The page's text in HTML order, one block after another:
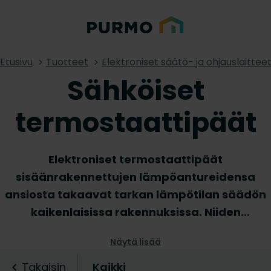
Etusivu Tuotteet Elektroniset säätö- ja ohjauslaitteet
Sähköiset
termostaattipäät
Elektroniset termostaattipäät
sisäänrakennettujen lämpöantureidensa
ansiosta takaavat tarkan lämpötilan säädön
kaikenlaisissa rakennuksissa. Niiden
helposti korvata nykyiset TRV-päät
tavallisella radiaattoriventtiilillä. Suuri etu, kun
Näytä lisää
Takaisin Kaikki